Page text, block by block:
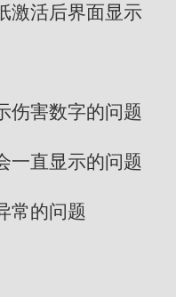
激活后界面显示
伤害数字的问题
一直显示的问题
常的问题